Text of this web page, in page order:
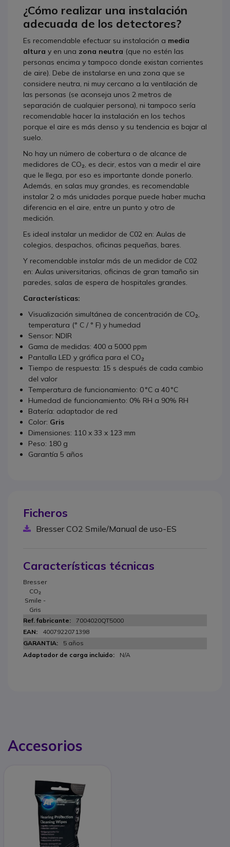
¿Cómo realizar una instalación
adecuada de los detectores?
Es recomendable efectuar su instalación a media
altura y en una zona neutra (que no estén las
personas encima y tampoco donde existan corrientes
de aire). Debe de instalarse en una zona que se
considere neutra, ni muy cercano a la ventilación de
las personas (se aconseja unos 2 metros de
separación de cualquier persona), ni tampoco sería
recomendable hacer la instalación en los techos
porque el aire es más denso y su tendencia es bajar al
suelo.
No hay un número de cobertura o de alcance de
medidores de CO₂, es decir, estos van a medir el aire
que le llega, por eso es importante donde ponerlo.
Además, en salas muy grandes, es recomendable
instalar 2 o más unidades porque puede haber mucha
diferencia en el aire, entre un punto y otro de
medición.
Es ideal instalar un medidor de C02 en: Aulas de
colegios, despachos, oficinas pequeñas, bares.
Y recomendable instalar más de un medidor de C02
en: Aulas universitarias, oficinas de gran tamaño sin
paredes, salas de espera de hospitales grandes.
Características:
Visualización simultánea de concentración de CO₂,
temperatura (° C / ° F) y humedad
Sensor: NDIR
Gama de medidas: 400 a 5000 ppm
Pantalla LED y gráfica para el CO₂
Tiempo de respuesta: 15 s después de cada cambio
del valor
Temperatura de funcionamiento: 0 °C a 40 °C
Humedad de funcionamiento: 0% RH a 90% RH
Batería: adaptador de red
Color: Gris
Dimensiones: 110 x 33 x 123 mm
Peso: 180 g
Garantía 5 años
Ficheros
Bresser CO2 Smile/Manual de uso-ES
Características técnicas
Bresser
CO₂
Smile -
Gris
7004020QT5000
4007922071398
5 años
N/A
Accesorios